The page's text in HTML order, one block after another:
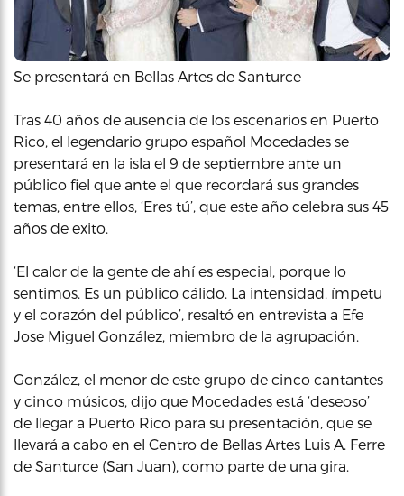
Se presentará en Bellas Artes de Santurce
Tras 40 años de ausencia de los escenarios en Puerto
Rico, el legendario grupo español Mocedades se
presentará en la isla el 9 de septiembre ante un
público fiel que ante el que recordará sus grandes
temas, entre ellos, ‘Eres tú’, que este año celebra sus 45
años de exito.
‘El calor de la gente de ahí es especial, porque lo
sentimos. Es un público cálido. La intensidad, ímpetu
y el corazón del público’, resaltó en entrevista a Efe
Jose Miguel González, miembro de la agrupación.
González, el menor de este grupo de cinco cantantes
y cinco músicos, dijo que Mocedades está ‘deseoso’
de llegar a Puerto Rico para su presentación, que se
llevará a cabo en el Centro de Bellas Artes Luis A. Ferre
de Santurce (San Juan), como parte de una gira.